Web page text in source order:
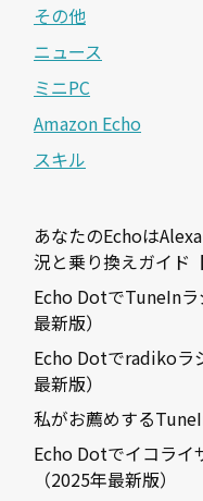
その他
ニュース
ミニPC
Amazon Echo
スキル
あなたのEchoは
況と乗り換えガイド
Echo DotでTuneIn
最新版）
Echo Dotでradikoラ
最新版）
私がお薦めする
Echo Dotでイコライ
（2025年最新版）